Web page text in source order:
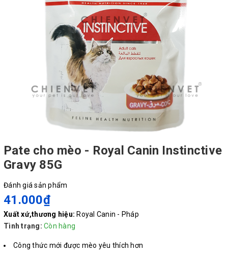
Pate cho mèo - Royal Canin Instinctive
Gravy 85G
Đánh giá sản phẩm
41.000₫
Xuất xứ,thương hiệu: Royal Canin - Pháp
Tình trạng: Còn hàng
Công thức mới được mèo yêu thích hơn